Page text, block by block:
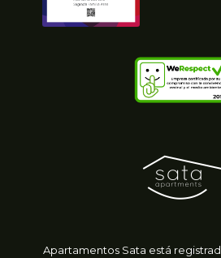
Apartamentos Sata está